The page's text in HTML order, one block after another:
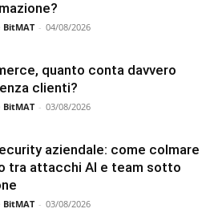
BitMAT - 04/08/2026
quanto conta davvero
clienti?
BitMAT - 03/08/2026
aziendale: come colmare
tra attacchi AI e team sotto
BitMAT - 03/08/2026